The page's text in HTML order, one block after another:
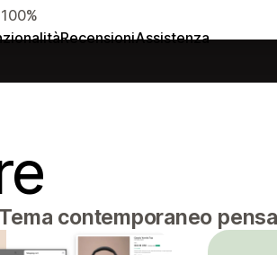
RecensioniAssistenza
100%
Tema contemporaneo